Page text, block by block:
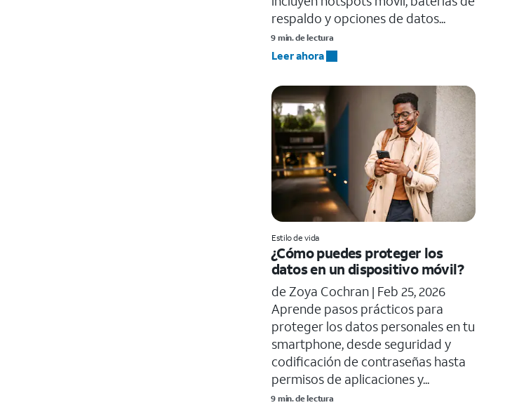
respaldo y opciones de datos...
9 min. de lectura
Leer ahora
Estilo de vida
¿Cómo puedes proteger los
datos en un dispositivo móvil?
de Zoya Cochran | Feb 25, 2026
Aprende pasos prácticos para
proteger los datos personales en tu
smartphone, desde seguridad y
codificación de contraseñas hasta
permisos de aplicaciones y...
9 min. de lectura